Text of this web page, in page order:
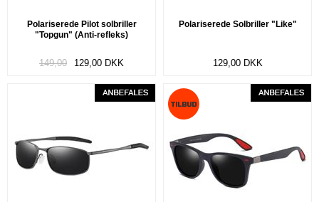
Polariserede Pilot solbriller
"Topgun" (Anti-refleks)
149,00 129,00 DKK
Polariserede Solbriller "Like"
129,00 DKK